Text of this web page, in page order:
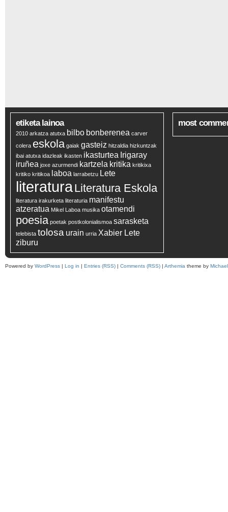
etiketa lainoa
2010 arkatza atutxa bilbo bonberenea carver
colera eskola gaiak gasteiz hitzaldia hizkuntzak
ibai atutxa idazleak ikasten ikasturtea Irigaray
iruñea joxe azurmendi kartzela kritika kritikixa
kritiko kritikoa laboa larrabetzu Lete
literaturaLiteratura Eskola
literatura irakurketa literaturia manifestu
atzeratua Mikel Laboa musika otamendi
poesia poetak postkolonialismoa sarasketa
telebista tolosa urain urria Xabier Lete
ziburu
most
Powered by WordPress | Log in | Entries (RSS) | Comments (RSS) | Arthemia theme by